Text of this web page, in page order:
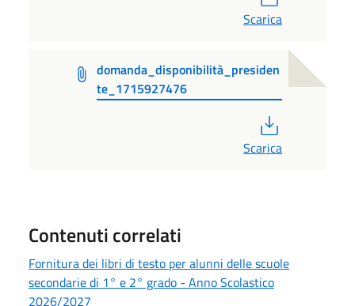
Scarica
domanda_disponibilità_presiden
te_1715927476
Scarica
Contenuti correlati
Fornitura dei libri di testo per alunni delle scuole
secondarie di 1° e 2° grado - Anno Scolastico
2026/2027